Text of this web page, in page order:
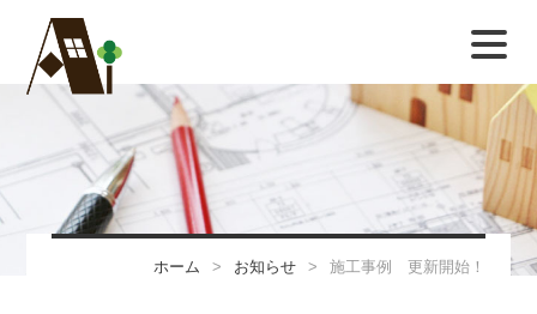
ホーム > お知らせ > 施工事例 更新開始！